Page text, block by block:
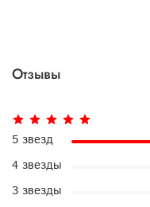
Отзывы
5 звезд
4 звезды
3 звезды